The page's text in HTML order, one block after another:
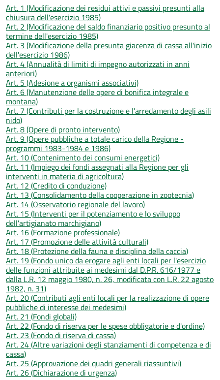
Art. 1 (Modificazione dei residui attivi e passivi presunti alla
chiusura dell'esercizio 1985)
Art. 2 (Modificazione del saldo finanziario positivo presunto al
termine dell'esercizio 1985)
Art. 3 (Modificazione della presunta giacenza di cassa all'inizio
dell'esercizio 1986)
Art. 4 (Annualità di limiti di impegno autorizzati in anni
anteriori)
Art. 5 (Adesione a organismi associativi)
Art. 6 (Manutenzione delle opere di bonifica integrale e
montana)
Art. 7 (Contributi per la costruzione e l'arredamento degli asili
nido)
Art. 8 (Opere di pronto intervento)
Art. 9 (Opere pubbliche a totale carico della Regione -
programmi 1983-1984 e 1986)
Art. 10 (Contenimento dei consumi energetici)
Art. 11 (Impiego dei fondi assegnati alla Regione per gli
interventi in materia di agricoltura)
Art. 12 (Credito di conduzione)
Art. 13 (Consolidamento della cooperazione in zootecnia)
Art. 14 (Osservatorio regionale del lavoro)
Art. 15 (Interventi per il potenziamento e lo sviluppo
dell'artigianato marchigiano)
Art. 16 (Formazione professionale)
Art. 17 (Promozione delle attività culturali)
Art. 18 (Protezione della fauna e disciplina della caccia)
Art. 19 (Fondo unico da erogare agli enti locali per l'esercizio
delle funzioni attribuite ai medesimi dal D.P.R. 616/1977 e
dalla L.R. 12 maggio 1980, n. 26, modificata con L.R. 22 agosto
1982, n. 31)
Art. 20 (Contributi agli enti locali per la realizzazione di opere
pubbliche di interesse dei medesimi)
Art. 21 (Fondi globali)
Art. 22 (Fondo di riserva per le spese obbligatorie e d'ordine)
Art. 23 (Fondo di riserva di cassa)
Art. 24 (Altre variazioni degli stanziamenti di competenza e di
cassa)
Art. 25 (Approvazione dei quadri generali riassuntivi)
Art. 26 (Dichiarazione di urgenza)